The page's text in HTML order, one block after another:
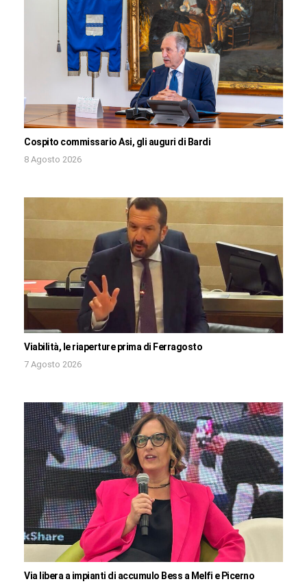
Cospito commissario Asi, gli auguri di Bardi
8 Agosto 2026
Viabilità, le riaperture prima di Ferragosto
7 Agosto 2026
Via libera a impianti di accumulo Bess a Melfi e Picerno